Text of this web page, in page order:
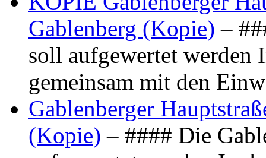
Gablenberg (Kopie) –
soll aufgewertet werden
gemeinsam mit den
Gablenberger
(Kopie) – #### Die